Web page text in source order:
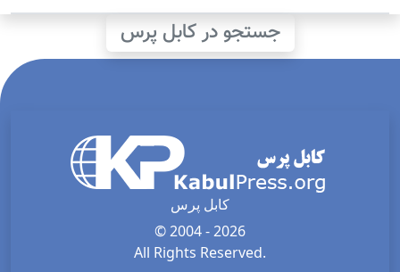
جستجو در کابل پرس
کابل پرس
© 2004 - 2026
All Rights Reserved.